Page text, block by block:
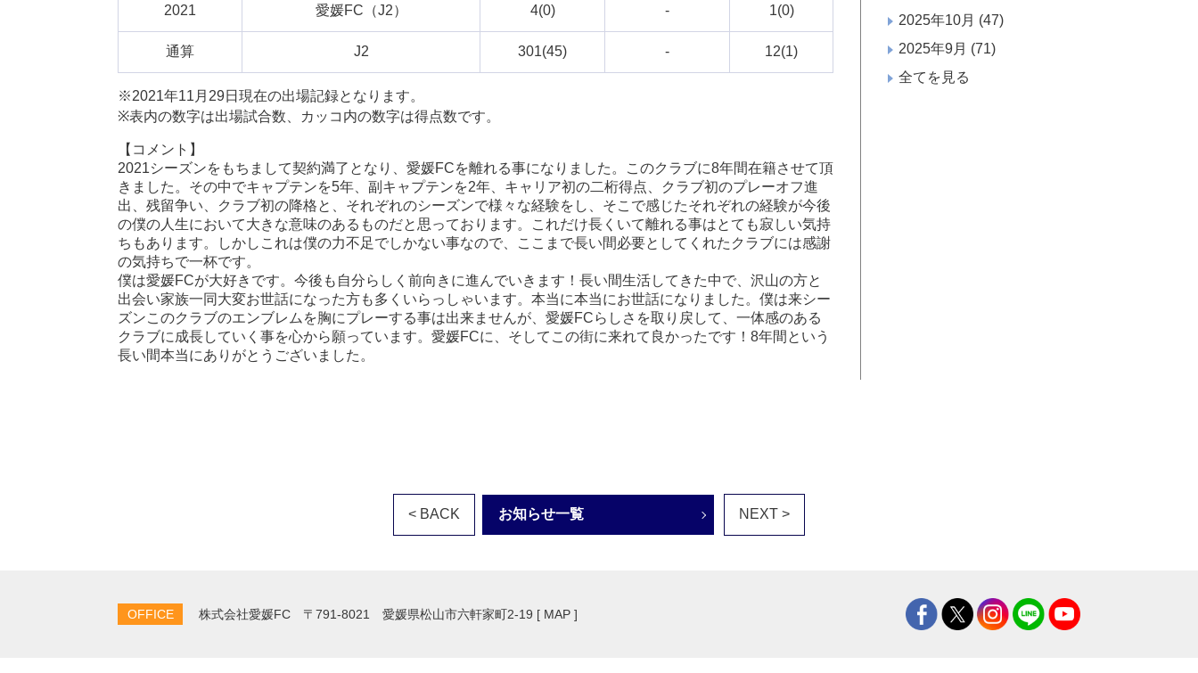
2021 愛媛FC（J2） 4(0) - 1(0)
通算 J2 301(45) - 12(1)
※2021年11月29日現在の出場記録となります。
※表内の数字は出場試合数、カッコ内の数字は得点数です。
【コメント】
2021シーズンをもちまして契約満了となり、愛媛FCを離れる事になりました。このクラブに8年間在籍させて頂
きました。その中でキャプテンを5年、副キャプテンを2年、キャリア初の二桁得点、クラブ初のプレーオフ進
出、残留争い、クラブ初の降格と、それぞれのシーズンで様々な経験をし、そこで感じたそれぞれの経験が今後
の僕の人生において大きな意味のあるものだと思っております。これだけ長くいて離れる事はとても寂しい気持
ちもあります。しかしこれは僕の力不足でしかない事なので、ここまで長い間必要としてくれたクラブには感謝
の気持ちで一杯です。
僕は愛媛FCが大好きです。今後も自分らしく前向きに進んでいきます！長い間生活してきた中で、沢山の方と
出会い家族一同大変お世話になった方も多くいらっしゃいます。本当に本当にお世話になりました。僕は来シー
ズンこのクラブのエンブレムを胸にプレーする事は出来ませんが、愛媛FCらしさを取り戻して、一体感のある
クラブに成長していく事を心から願っています。愛媛FCに、そしてこの街に来れて良かったです！8年間という
長い間本当にありがとうございました。
2025年10月 (47)
2025年9月 (71)
全てを見る
< BACK お知らせ一覧 NEXT >
OFFICE 株式会社愛媛FC 〒791-8021 愛媛県松山市六軒家町2-19 [ MAP ]